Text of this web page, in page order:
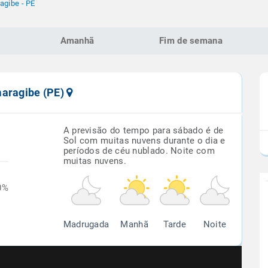
- PE
Amanhã Fim de semana
(PE)
A previsão do tempo para sábado é de
Sol com muitas nuvens durante o dia e
períodos de céu nublado. Noite com
muitas nuvens.
Madrugada Manhã Tarde Noite